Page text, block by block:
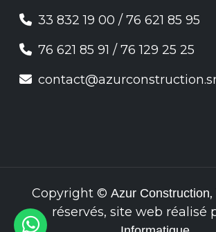
33 832 19 00 / 76 621 85 95
76 621 85 91 / 76 129 25 25
Copyright © Azur Construction
réservés, site web réalisé